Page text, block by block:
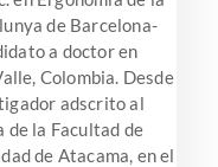
de Barcelona-
a doctor en
Colombia. Desde
adscrito al
de la Facultad de
de Atacama, en el